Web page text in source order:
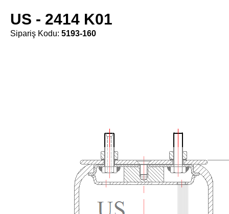
US - 2414 K01
Sipariş Kodu: 5193-160